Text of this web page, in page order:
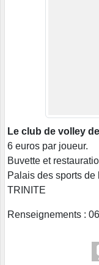
Le club de volley
6 euros par joueur.
Buvette et
Palais des sports
TRINITE
Renseignements :